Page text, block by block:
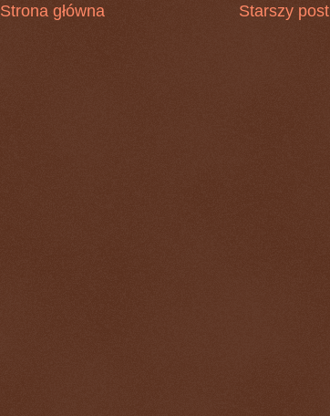
Starszy post
Strona główna